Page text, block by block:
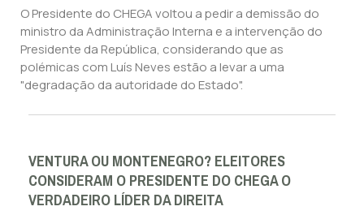
O Presidente do CHEGA voltou a pedir a demissão do
ministro da Administração Interna e a intervenção do
Presidente da República, considerando que as
polémicas com Luís Neves estão a levar a uma
"degradação da autoridade do Estado".
VENTURA OU MONTENEGRO? ELEITORES
CONSIDERAM O PRESIDENTE DO CHEGA O
VERDADEIRO LÍDER DA DIREITA